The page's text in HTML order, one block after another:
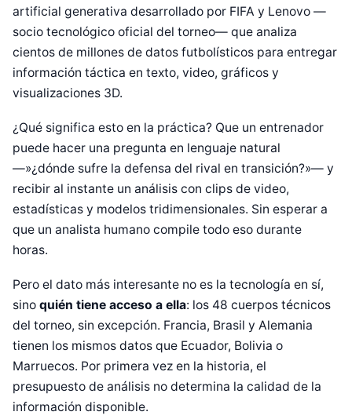
artificial generativa desarrollado por FIFA y Lenovo —
socio tecnológico oficial del torneo— que analiza
cientos de millones de datos futbolísticos para entregar
información táctica en texto, video, gráficos y
visualizaciones 3D.
¿Qué significa esto en la práctica? Que un entrenador
puede hacer una pregunta en lenguaje natural
—»¿dónde sufre la defensa del rival en transición?»— y
recibir al instante un análisis con clips de video,
estadísticas y modelos tridimensionales. Sin esperar a
que un analista humano compile todo eso durante
horas.
Pero el dato más interesante no es la tecnología en sí,
sino quién tiene acceso a ella: los 48 cuerpos técnicos
del torneo, sin excepción. Francia, Brasil y Alemania
tienen los mismos datos que Ecuador, Bolivia o
Marruecos. Por primera vez en la historia, el
presupuesto de análisis no determina la calidad de la
información disponible.